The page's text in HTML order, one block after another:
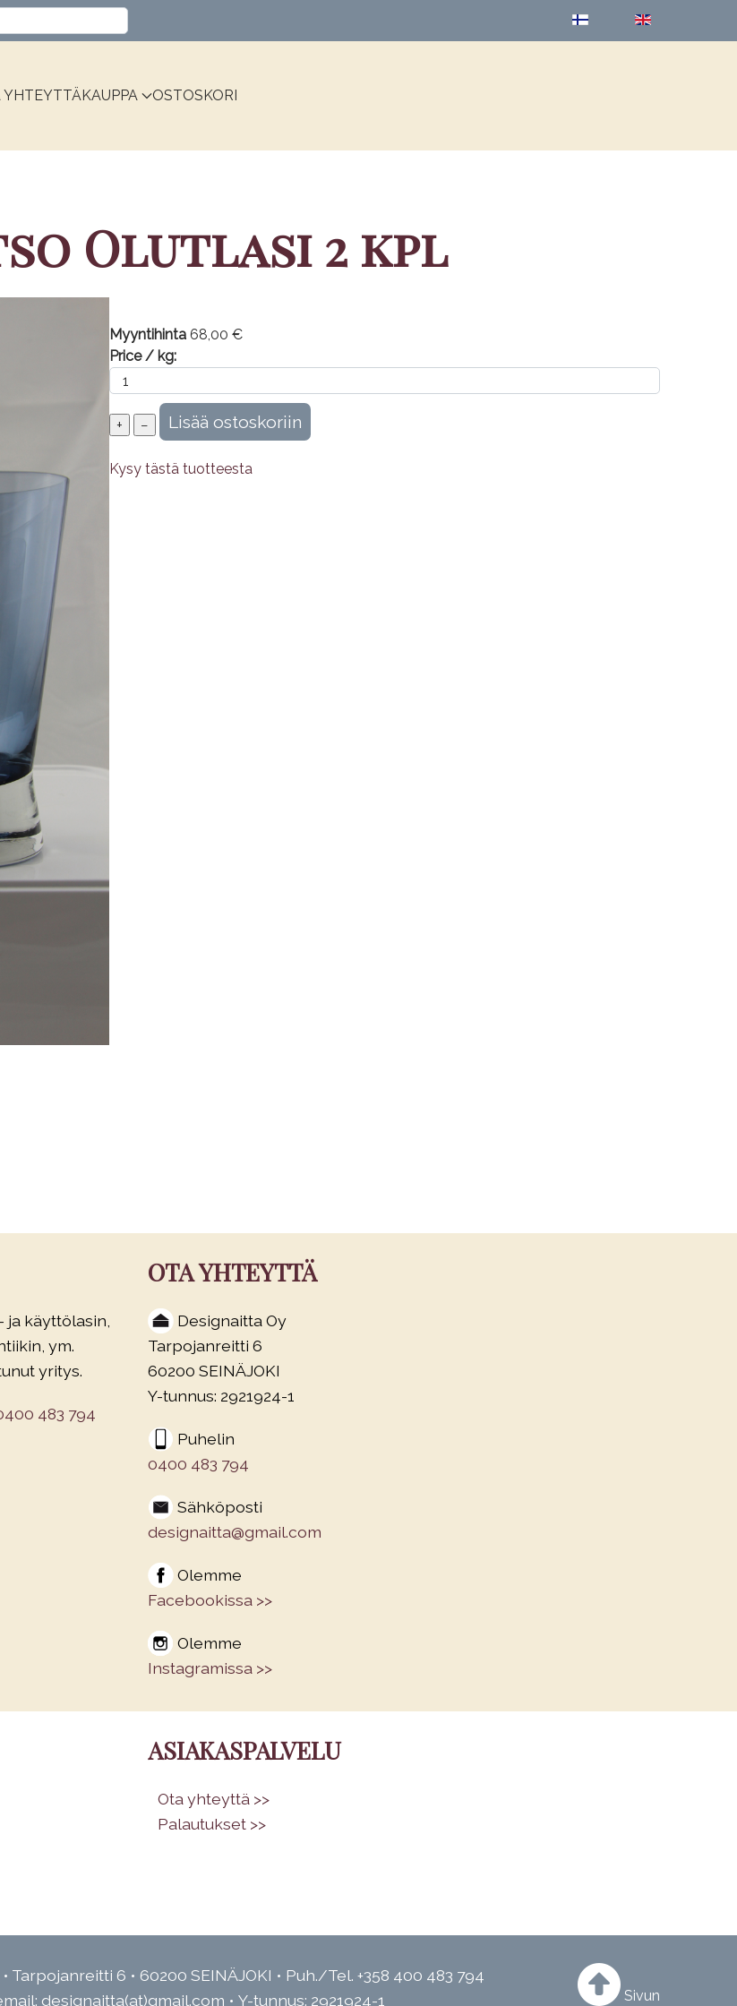
YHTEYTTÄKAUPPA OSTOSKORI
Olutlasi 2 kpl
Myyntihinta 68,00 €
Price / kg:
Kysy tästä tuotteesta
käyttölasin,
ym.
yritys.
483 794
OTA YHTEYTTÄ
Designaitta Oy
Tarpojanreitti 6
60200 SEINÄJOKI
Y-tunnus: 2921924-1
Puhelin
0400 483 794
Sähköposti
designaitta@gmail.com
Olemme
Facebookissa >>
Olemme
Instagramissa >>
ASIAKASPALVELU
Ota yhteyttä >>
Palautukset >>
Tarpojanreitti 6 • 60200 SEINÄJOKI • Puh./Tel. +358 400 483 794
designaitta(at)gmail.com • Y-tunnus: 2921924-1
Sivun